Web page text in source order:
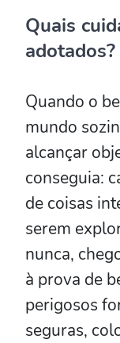
Quais
adotados?
Quando o
mundo
alcançar
conseguia:
de coisas
serem
nunca,
à prova de
perigosos
seguras,